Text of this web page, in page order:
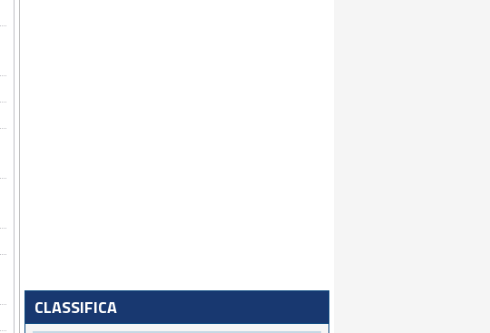
CLASSIFICA